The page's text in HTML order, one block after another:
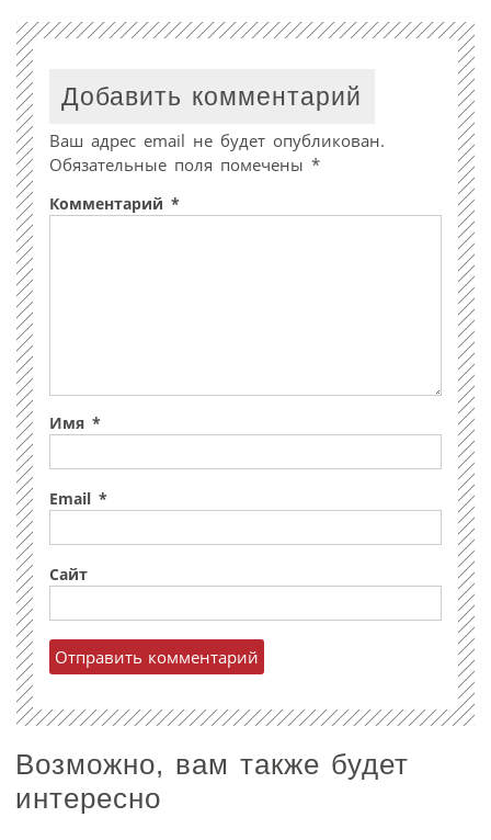
Добавить комментарий
Ваш адрес email не будет опубликован.
Обязательные поля помечены *
Комментарий *
Имя *
Email *
Сайт
Возможно, вам также будет
интересно